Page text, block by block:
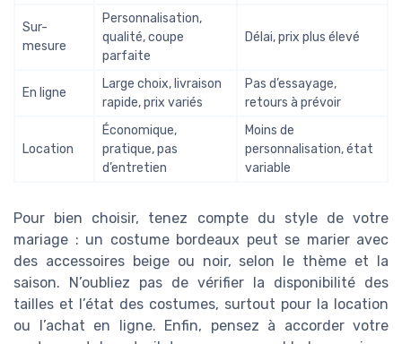
Sur-
mesure
Personnalisation,
qualité, coupe
parfaite
Délai, prix plus élevé
En ligne
Large choix, livraison
rapide, prix variés
Pas d’essayage,
retours à prévoir
Location
Économique,
pratique, pas
d’entretien
Moins de
personnalisation, état
variable
Pour bien choisir, tenez compte du style de votre
mariage : un costume bordeaux peut se marier avec
des accessoires beige ou noir, selon le thème et la
saison. N’oubliez pas de vérifier la disponibilité des
tailles et l’état des costumes, surtout pour la location
ou l’achat en ligne. Enfin, pensez à accorder votre